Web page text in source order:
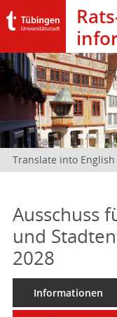
Translate into English
Ausschuss
und
2028
Informationen